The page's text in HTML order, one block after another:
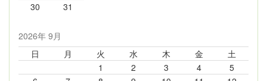
30
31
2026年 9月
日
月 火 水 木 金
土
1
2 3 4
5